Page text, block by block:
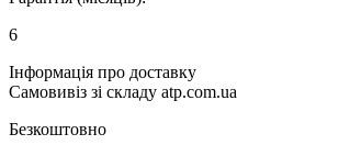
6
Інформація про доставку
Самовивіз зі складу atp.com.ua
Безкоштовно